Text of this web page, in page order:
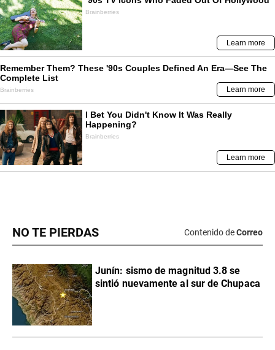
NO TE PIERDAS Contenido deCorreo
Junín: sismo de magnitud 3.8 se
sintió nuevamente al sur de Chupaca